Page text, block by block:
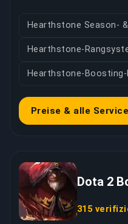
Hearthstone Season-
Hearthstone-
Hearthstone-
Preise & alle
Dota 2
315